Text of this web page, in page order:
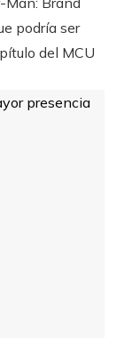
podría ser
del MCU